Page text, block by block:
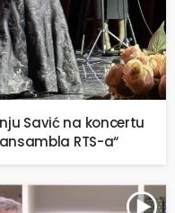
Savić na koncertu
RTS-a“